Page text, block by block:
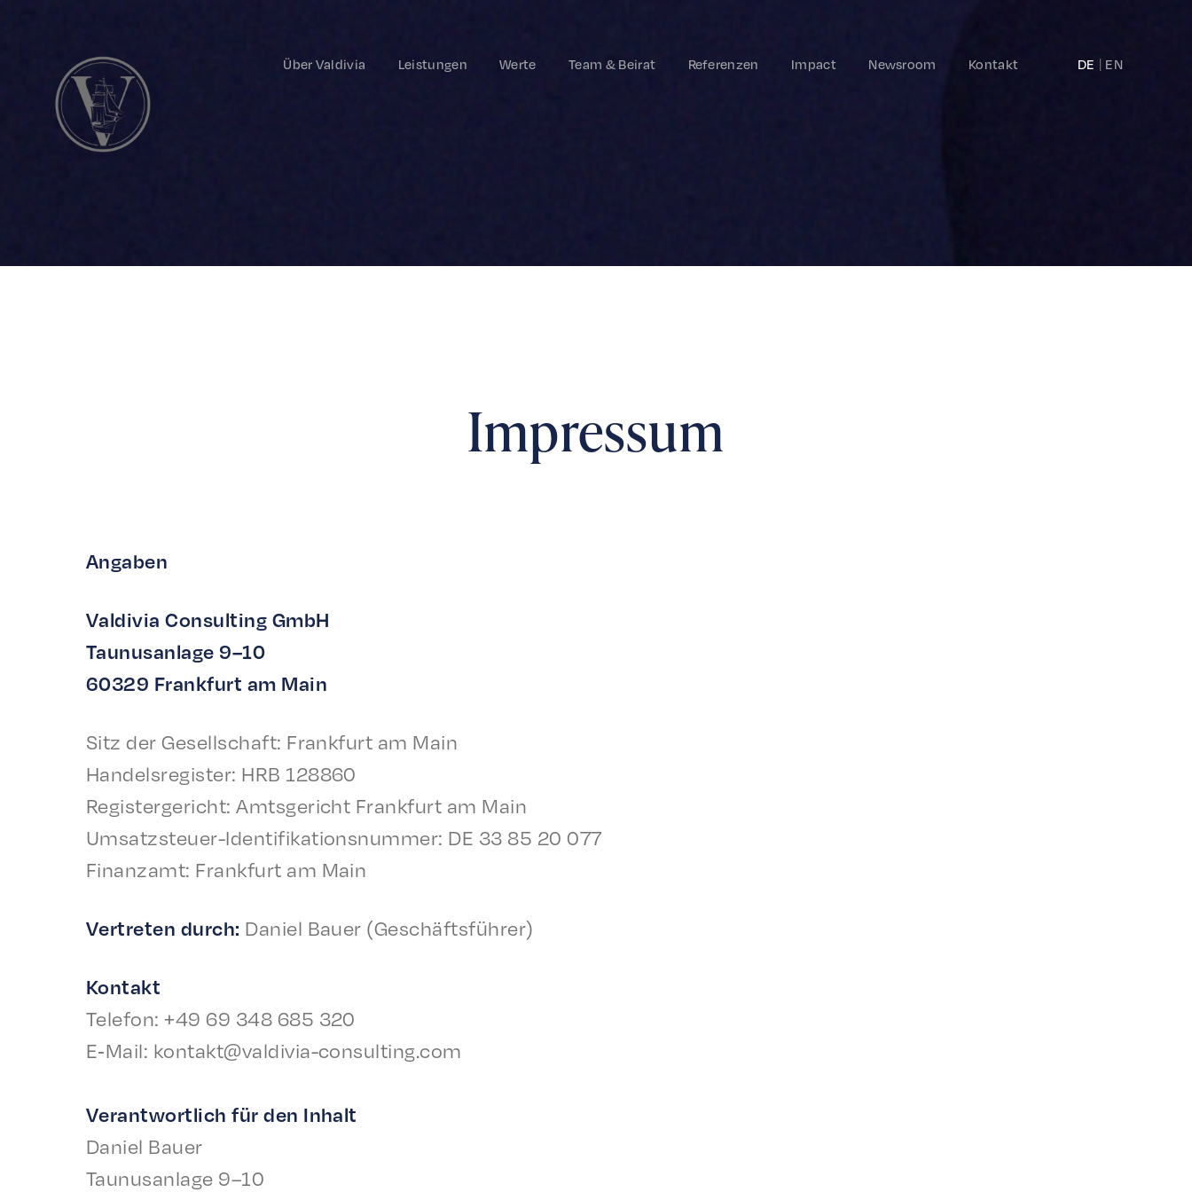
Über Valdivia Leistungen Werte Team & Beirat Referenzen Impact Newsroom Kontakt DE EN
Impressum
Angaben
Valdivia Consult­ing GmbH
Taunu­san­lage 9–10
60329 Frank­furt am Main
Sitz der Gesellschaft: Frank­furt am Main
Handel­sreg­is­ter: HRB 128860
Regis­terg­ericht: Amts­gericht Frank­furt am Main
Umsatzs­teuer-Iden­ti­fika­tion­snum­mer: DE 33 85 20 077
Finan­zamt: Frank­furt am Main
Vertreten durch: Daniel Bauer (Geschäfts­führer)
Kontakt
Tele­fon: +49 69 348 685 320
E‑Mail: kontakt@valdivia-consulting.com
Verant­wortlich für den Inhalt
Daniel Bauer
Taunu­san­lage 9–10